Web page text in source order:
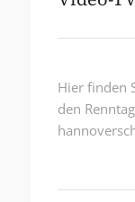
Hier finden
den